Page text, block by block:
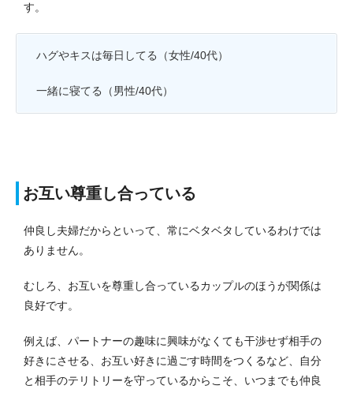
す。
ハグやキスは毎日してる（女性/40代）
一緒に寝てる（男性/40代）
お互い尊重し合っている
仲良し夫婦だからといって、常にベタベタしているわけでは
ありません。
むしろ、お互いを尊重し合っているカップルのほうが関係は
良好です。
例えば、パートナーの趣味に興味がなくても干渉せず相手の
好きにさせる、お互い好きに過ごす時間をつくるなど、自分
と相手のテリトリーを守っているからこそ、いつまでも仲良